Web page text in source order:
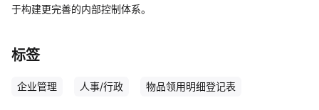
于构建更完善的内部控制体系。
标签
企业管理 人事/行政 物品领用明细登记表